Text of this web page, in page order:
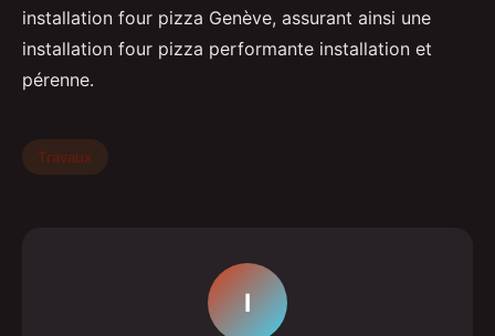
installation four pizza Genève, assurant ainsi une
installation four pizza performante installation et
pérenne.
Travaux
I